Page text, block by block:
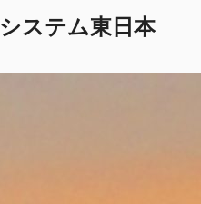
ステム東日本